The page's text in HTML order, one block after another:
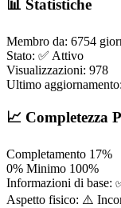
📊 Statistiche
Membro da: 6754
Stato: ✅ Attivo
Visualizzazioni: 978
Ultimo aggiornamento:
📈 Completezza
Completamento 17%
0% Minimo 100%
Informazioni di base:
Aspetto fisico: ⚠️